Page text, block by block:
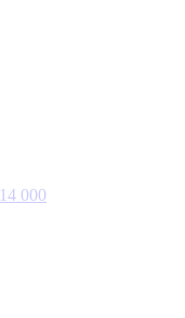
14 000